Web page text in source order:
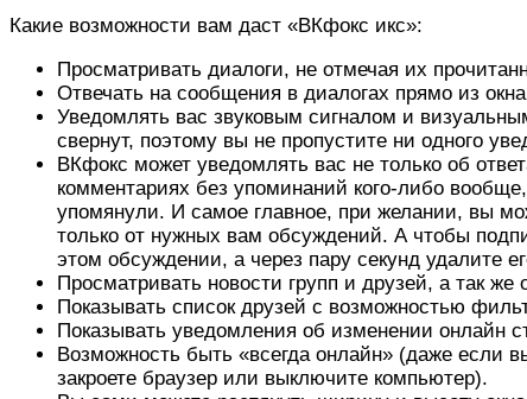
Какие возможности вам даст «ВКфокс икс»:
Просматривать диалоги, не отмечая их
Отвечать на сообщения в диалогах прямо из
Уведомлять вас звуковым сигналом и
свернут, поэтому вы не пропустите ни одного
ВКфокс может уведомлять вас не только об
комментариях без упоминаний кого-либо
упомянули. И самое главное, при желании, вы
только от нужных вам обсуждений. А чтобы
этом обсуждении, а через пару секунд удалите
Просматривать новости групп и друзей, а так
Показывать список друзей с возможностью
Показывать уведомления об изменении онлайн
Возможность быть «всегда онлайн» (даже если
закроете браузер или выключите компьютер).